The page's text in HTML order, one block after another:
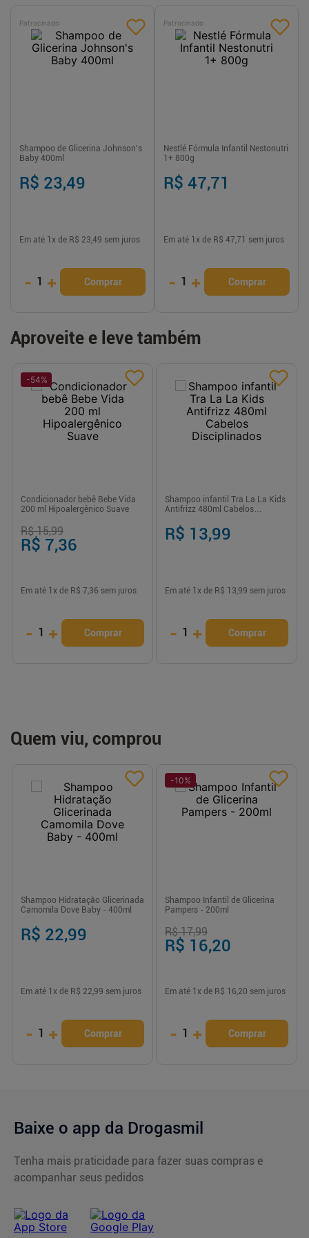
Patrocinado
Shampoo de Glicerina Johnson's
Baby 400ml
R$ 23,49
Em até 1 x de R$ 23,49 sem juros
- 1 + Comprar
Patrocinado
Nestlé Fórmula Infantil Nestonutri
1+ 800g
R$ 47,71
Em até 1 x de R$ 47,71 sem juros
- 1 + Comprar
Aproveite e leve também
-54%
Condicionador bebê Bebe Vida
200 ml Hipoalergênico Suave
R$ 15,99
R$ 7,36
Em até 1 x de R$ 7,36 sem juros
- 1 + Comprar
Shampoo infantil Tra La La Kids
Antifrizz 480ml Cabelos
R$ 13,99
Em até 1 x de R$ 13,99 sem juros
- 1 + Comprar
Quem viu, comprou
Shampoo Hidratação Glicerinada
Camomila Dove Baby - 400ml
R$ 22,99
Em até 1 x de R$ 22,99 sem juros
- 1 + Comprar
-10%
Shampoo Infantil de Glicerina
Pampers - 200ml
R$ 17,99
R$ 16,20
Em até 1 x de R$ 16,20 sem juros
- 1 + Comprar
Baixe o app da Drogasmil
Tenha mais praticidade para fazer suas compras e
acompanhar seus pedidos